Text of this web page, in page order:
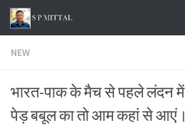
Skip to content
NEW
भारत-पाक के मैच से पहले लंदन
पेड़ बबूल का तो आम कहां से आएं।